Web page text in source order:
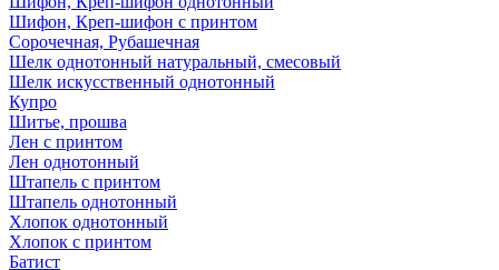
Шифон, Креп-шифон с принтом
Сорочечная, Рубашечная
Шелк однотонный натуральный, смесовый
Шелк искусственный однотонный
Купро
Шитье, прошва
Лен с принтом
Лен однотонный
Штапель с принтом
Штапель однотонный
Хлопок однотонный
Хлопок с принтом
Батист